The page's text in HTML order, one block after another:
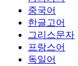
중국어
한글고어
그리스문자
프랑스어
독일어